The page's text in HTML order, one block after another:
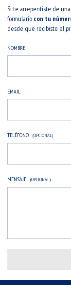
Si te arrepentiste de
formulario con tu
desde que recibiste el
NOMBRE
EMAIL
TELÉFONO (OPCIONAL)
MENSAJE (OPCIONAL)